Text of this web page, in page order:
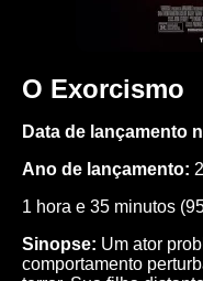
O Exorcismo
Data de lançamento
Ano de lançamento:
1 hora e 35 minutos
Sinopse: Um ator
comportamento